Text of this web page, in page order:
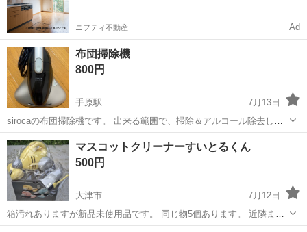
ニフティ不動産 Ad
布団掃除機
800円
手原駅
7月13日
sirocaの布団掃除機です。 出来る範囲で、掃除＆アルコール除去して
います。
滋賀 栗東市 生活家電 アルコール
マスコットクリーナーすいとるくん
500円
大津市
7月12日
箱汚れありますが新品未使用品です。 同じ物5個あります。 近隣まで
取りに来てくださる方にお譲りします 出品中のすべての物が自宅にあ